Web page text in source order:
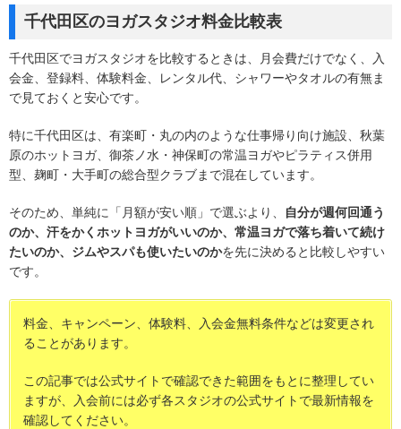
千代田区のヨガスタジオ料金比較表
千代田区でヨガスタジオを比較するときは、月会費だけでなく、入
会金、登録料、体験料金、レンタル代、シャワーやタオルの有無ま
で見ておくと安心です。
特に千代田区は、有楽町・丸の内のような仕事帰り向け施設、秋葉
原のホットヨガ、御茶ノ水・神保町の常温ヨガやピラティス併用
型、麹町・大手町の総合型クラブまで混在しています。
そのため、単純に「月額が安い順」で選ぶより、
自分が週何回通う
のか、汗をかくホットヨガがいいのか、常温ヨガで落ち着いて続け
たいのか、ジムやスパも使いたいのかを先に決めると比較しやすい
です。
料金、キャンペーン、体験料、入会金無料条件などは変更され
ることがあります。
この記事では公式サイトで確認できた範囲をもとに整理してい
ますが、入会前には必ず各スタジオの公式サイトで最新情報を
確認してください。